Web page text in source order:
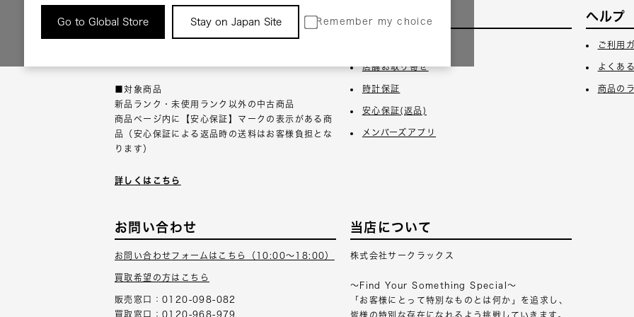
Go to Global Store Stay on Japan Site Remember my choice
返品について
■対象商品
新品ランク・未使用ランク以外の中古商品
商品ページ内に【安心保証】マークの表示がある商
品（安心保証による返品時の送料はお客様負担とな
ります）
詳しくはこちら
サービス
店舗お取り寄せ
時計保証
安心保証(返品)
メンバーズアプリ
ヘルプ
ご利用
よくあ
商品の
お問い合わせ
お問い合わせフォームはこちら（10:00～18:00）
買取希望の方はこちら
販売窓口：0120-098-082
買取窓口：0120-968-979
当店について
株式会社サークラックス
～Find Your Something Special～
「お客様にとって特別なものとは何か」を追求し、
皆様の特別な存在になれるよう挑戦していきます。